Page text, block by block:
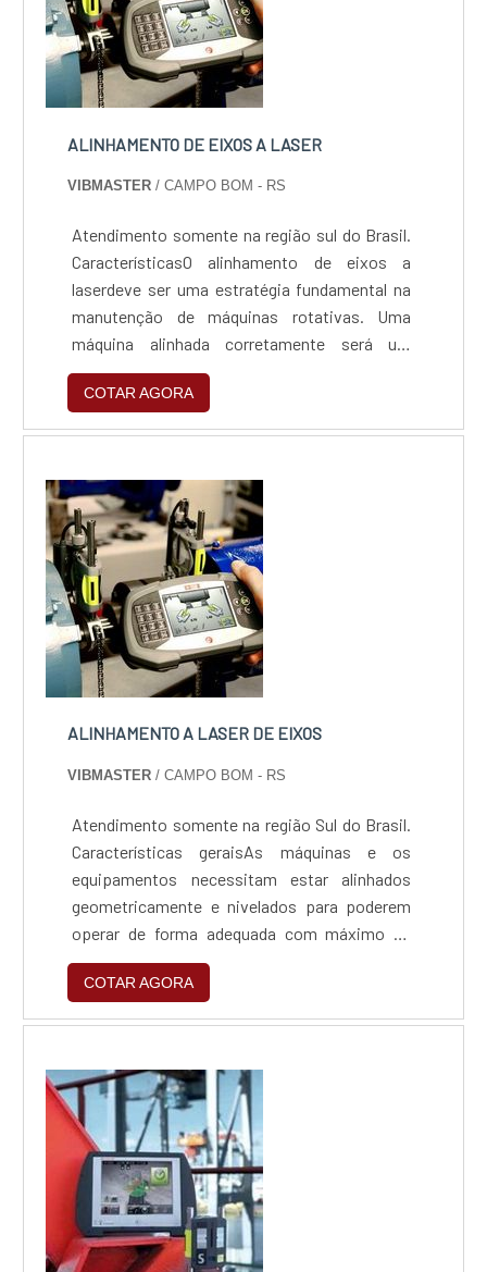
ALINHAMENTO DE EIXOS A LASER
VIBMASTER/ CAMPO BOM - RS
Atendimento somente na região sul do Brasil.
CaracterísticasO alinhamento de eixos a
laserdeve ser uma estratégia fundamental na
manutenção de máquinas rotativas. Uma
máquina alinhada corretamente será um
recurso confiável para a planta, exigirá menos
manutenção.O equipamento de alinhamentoO
alinhador de eixo a laser é um equipamento
regulavel que atende a diversos diametros de
eixos. O processo d...
COTAR AGORA
ALINHAMENTO A LASER DE EIXOS
VIBMASTER/ CAMPO BOM - RS
Atendimento somente na região Sul do Brasil.
Características geraisAs máquinas e os
equipamentos necessitam estar alinhados
geometricamente e nivelados para poderem
operar de forma adequada com máximo de
eficiência e o mínimo de desgaste. E para que
não tenhamos desperdício de energia.O
alinhamento a laser de eixos deve ser uma
máquinas rotativas. Uma máquina alinhada
corretamente será um recurso...
COTAR AGORA